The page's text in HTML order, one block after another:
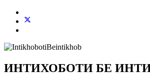
ИНТИХОБОТИ БЕ